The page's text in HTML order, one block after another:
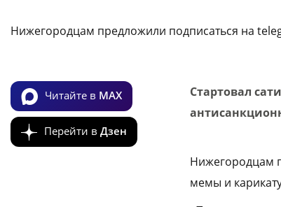
Нижегородцам предложили подписаться на
Читайте в MAX
Перейти в Дзен
Стартовал
Нижегородцам
мемы и